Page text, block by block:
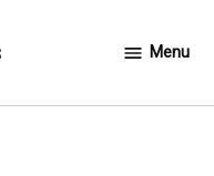
Menu